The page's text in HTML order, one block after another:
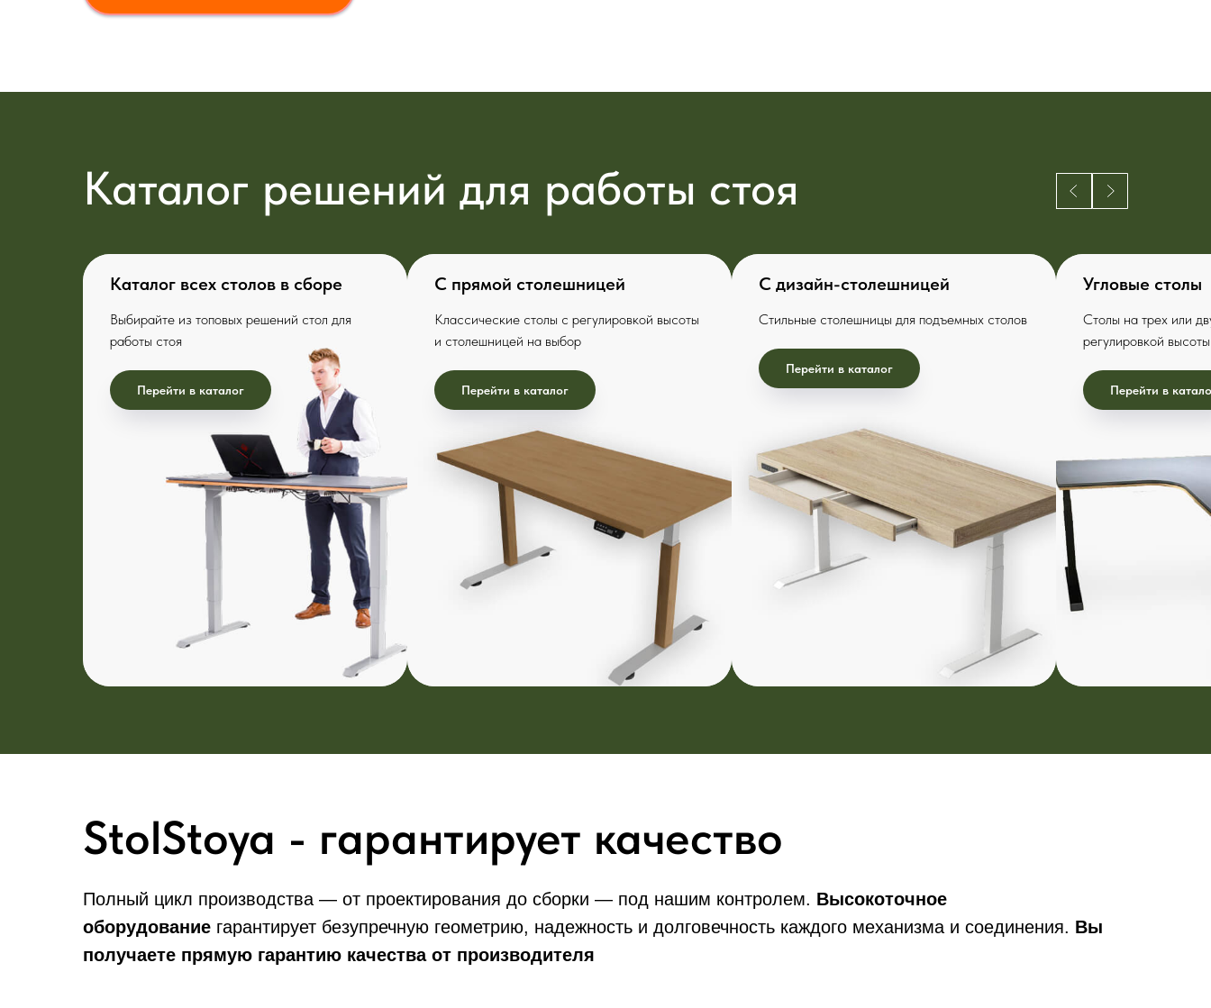
Каталог решений для работы стоя
Каталог всех столов в сборе
Выбирайте из топовых решений стол для
работы стоя
Перейти в каталог
С прямой столешницей
Классические столы с регулировкой высоты
и столешницей на выбор
Перейти в каталог
С дизайн-столешницей
Стильные столешницы для подъемных столов
Перейти в каталог
Угловые столы
Столы на трех или
регулировкой высоты
Перейти в
StolStoya - гарантирует качество
Полный цикл производства — от проектирования до сборки — под нашим контролем. Высокоточное
оборудование гарантирует безупречную геометрию, надежность и долговечность каждого механизма и соединения. Вы
получаете прямую гарантию качества от производителя